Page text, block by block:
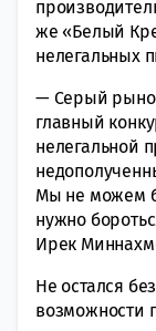
же «Белый
нелегальных
— Серый
главный
нелегальной
Мы не можем
нужно
Ирек
Не остался
возможности